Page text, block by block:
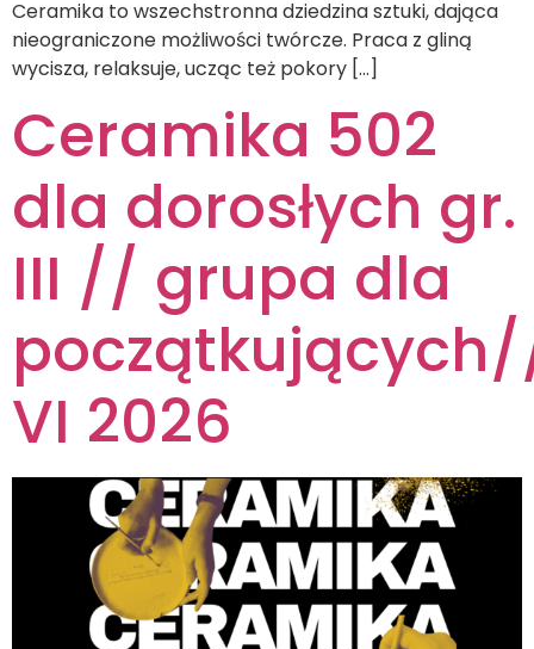
Ceramika to wszechstronna dziedzina sztuki, dająca
nieograniczone możliwości twórcze. Praca z gliną
wycisza, relaksuje, ucząc też pokory […]
Ceramika 502
dla dorosłych gr.
III // grupa dla
VI 2026